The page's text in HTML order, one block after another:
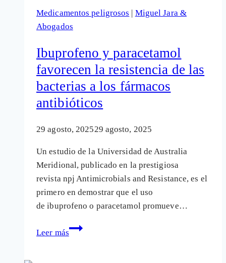
Medicamentos peligrosos
Miguel Jara &
Abogados
Ibuprofeno y paracetamol
favorecen la resistencia de las
bacterias a los fármacos
antibióticos
29 agosto, 202529 agosto, 2025
Un estudio de la Universidad de Australia
Meridional, publicado en la prestigiosa
revista npj Antimicrobials and Resistance, es el
primero en demostrar que el uso
de ibuprofeno o paracetamol promueve…
Leer más
Ibuprofeno